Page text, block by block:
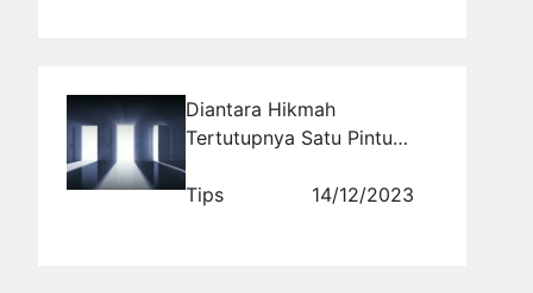
Diantara Hikmah
Tertutupnya Satu Pintu
Pintu Rezeki Lainnya
Tips 14/12/2023